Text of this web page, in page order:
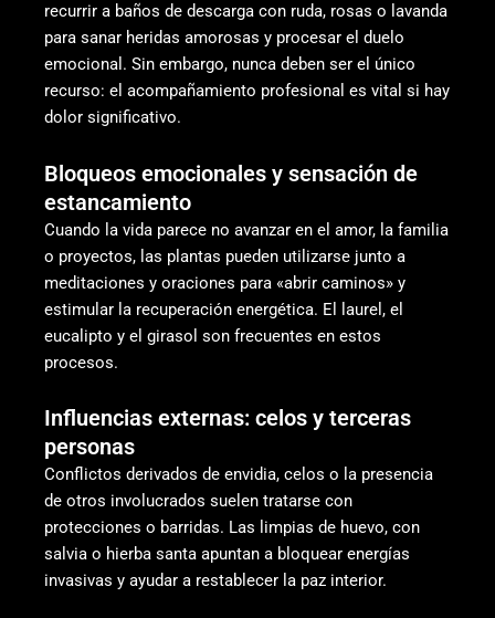
recurrir a baños de descarga con ruda, rosas o lavanda
para sanar heridas amorosas y procesar el duelo
emocional. Sin embargo, nunca deben ser el único
recurso: el acompañamiento profesional es vital si hay
dolor significativo.
Bloqueos emocionales y sensación de
estancamiento
Cuando la vida parece no avanzar en el amor, la familia
o proyectos, las plantas pueden utilizarse junto a
meditaciones y oraciones para «abrir caminos» y
estimular la recuperación energética. El laurel, el
eucalipto y el girasol son frecuentes en estos
procesos.
Influencias externas: celos y terceras
personas
Conflictos derivados de envidia, celos o la presencia
de otros involucrados suelen tratarse con
protecciones o barridas. Las limpias de huevo, con
salvia o hierba santa apuntan a bloquear energías
invasivas y ayudar a restablecer la paz interior.